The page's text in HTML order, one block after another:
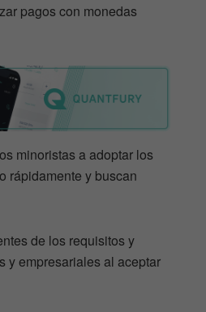
pagos con monedas
minoristas a adoptar los
rápidamente y buscan
de los requisitos y
y empresariales al aceptar